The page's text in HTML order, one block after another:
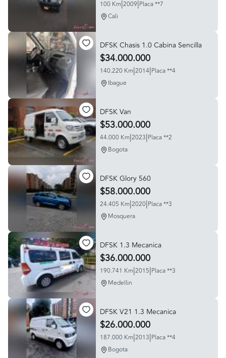
100 Km|2009|Placa **7
Cali
DFSK Chasis 1.0 Cabina Sencilla
$34.000.000
140.220 Km|2014|Placa **4
Ibague
DFSK Van
$53.000.000
44.000 Km|2023|Placa **2
Bogota
DFSK Glory 560
$58.000.000
24.405 Km|2020|Placa **3
Mosquera
DFSK 1.3 Mecanica
$36.000.000
190.741 Km|2015|Placa **3
Medellin
DFSK V21 1.3 Mecanica
$26.000.000
187.000 Km|2013|Placa **4
Bogota